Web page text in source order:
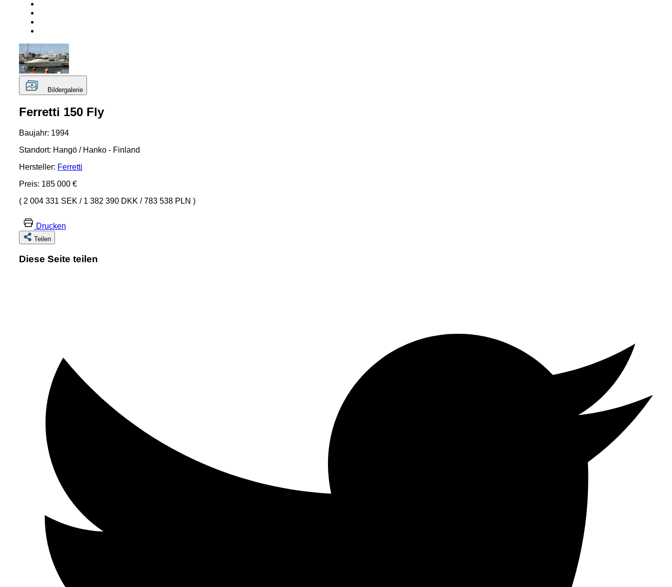
Bildergalerie
Ferretti 150 Fly
Baujahr: 1994
Standort: Hangö / Hanko - Finland
Hersteller: Ferretti
Preis: 185 000 €
( 2 004 331 SEK /1 382 390 DKK /783 538 PLN )
Drucken
Teilen
Diese Seite teilen